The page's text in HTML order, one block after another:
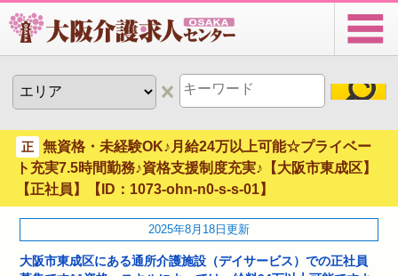
正
無資格・未経験OK♪月給24万以上可能☆プライベー
ト充実7.5時間勤務♪資格支援制度充実♪【大阪市東成区】
【正社員】【ID：1073-ohn-n0-s-s-01】
2025年8月18日更新
大阪市東成区にある通所介護施設（デイサービス）での正社員